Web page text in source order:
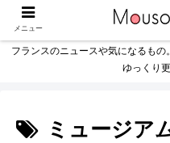
フランスのニュースや気になるも
ゆっくり
ミュージア
メニュー